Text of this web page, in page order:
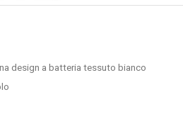
design a batteria tessuto bianco